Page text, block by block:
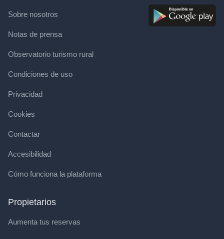
Sobre nosotros
Notas de prensa
Observatorio turismo rural
Condiciones de uso
Privacidad
Cookies
Contactar
Accesibilidad
Cómo funciona la plataforma
Propietarios
Aumenta tus reservas